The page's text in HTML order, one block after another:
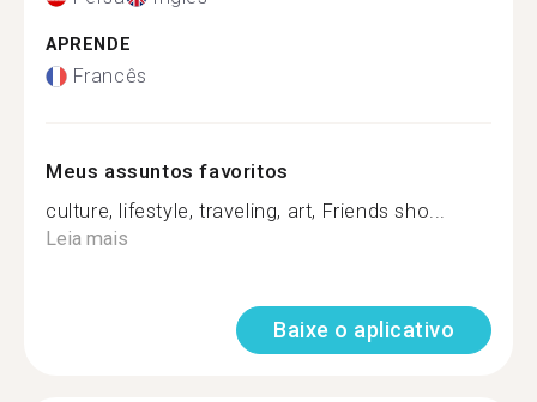
APRENDE
Francês
Meus assuntos favoritos
culture, lifestyle, traveling, art, Friends sho...
Leia mais
Baixe o aplicativo